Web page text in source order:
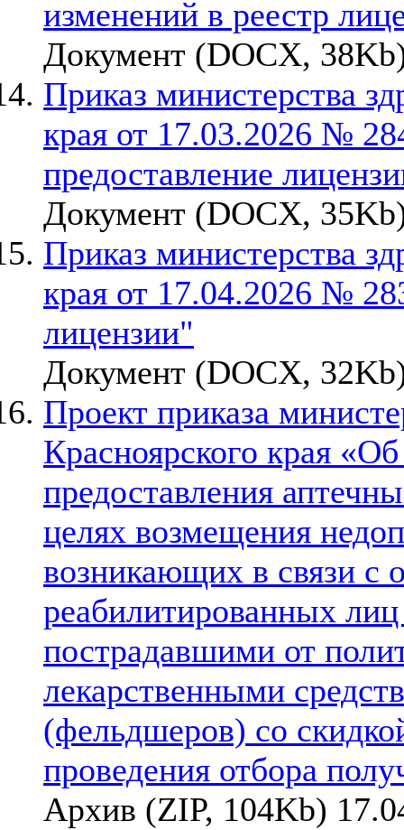
изменений в реестр
Документ (DOCX,
Приказ министерства
края от 17.03.2026 №
предоставление
Документ (DOCX,
Приказ министерства
края от 17.04.2026 №
лицензии"
Документ (DOCX,
Проект приказа
Красноярского края
предоставления
целях возмещения
возникающих в связи с
реабилитированных
пострадавшими от
лекарственными
(фельдшеров) со
проведения отбора
Архив (ZIP, 104Kb)